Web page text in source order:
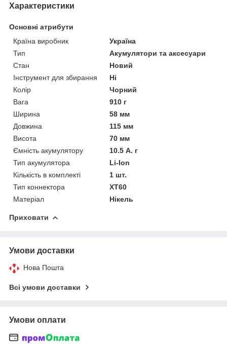
Характеристики
Основні атрибути
Країна виробник
Україна
Тип
Акумулятори та аксесуари
Стан
Новий
Інструмент для збирання
Ні
Колір
Чорний
Вага
910 г
Ширина
58 мм
Довжина
115 мм
Висота
70 мм
Ємність акумулятору
10.5 А. г
Тип акумулятора
Li-Ion
Кількість в комплекті
1 шт.
Тип коннектора
XT60
Матеріал
Нікель
Приховати
Умови доставки
Нова Пошта
Всі умови доставки
Умови оплати